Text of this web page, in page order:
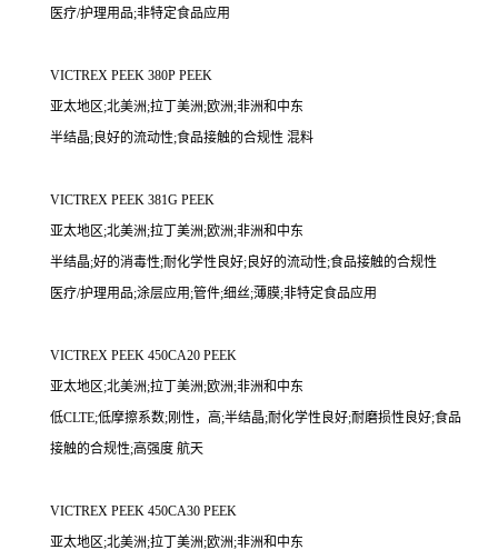
医疗/护理用品;非特定食品应用
VICTREX PEEK 380P PEEK
亚太地区;北美洲;拉丁美洲;欧洲;非洲和中东
半结晶;良好的流动性;食品接触的合规性 混料
VICTREX PEEK 381G PEEK
亚太地区;北美洲;拉丁美洲;欧洲;非洲和中东
半结晶;好的消毒性;耐化学性良好;良好的流动性;食品接触的合规性
医疗/护理用品;涂层应用;管件;细丝;薄膜;非特定食品应用
VICTREX PEEK 450CA20 PEEK
亚太地区;北美洲;拉丁美洲;欧洲;非洲和中东
低CLTE;低摩擦系数;刚性，高;半结晶;耐化学性良好;耐磨损性良好;食品
接触的合规性;高强度 航天
VICTREX PEEK 450CA30 PEEK
亚太地区;北美洲;拉丁美洲;欧洲;非洲和中东